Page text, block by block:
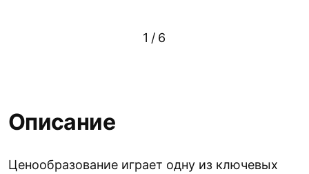
1 / 6
Описание
Ценообразование играет одну из ключевых